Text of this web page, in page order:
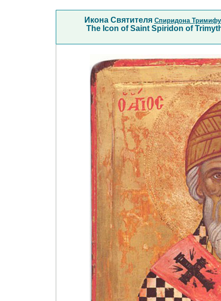
Икона Святителя Спиридона
The Icon of Saint Spiridon of